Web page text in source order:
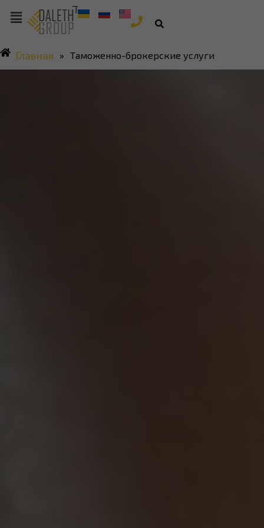
Главная » Таможенно-брокерские услуги